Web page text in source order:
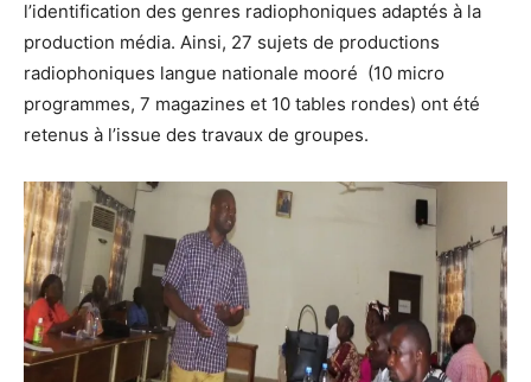
l’identification des genres radiophoniques adaptés à la
production média. Ainsi, 27 sujets de productions
radiophoniques langue nationale mooré (10 micro
programmes, 7 magazines et 10 tables rondes) ont été
retenus à l’issue des travaux de groupes.